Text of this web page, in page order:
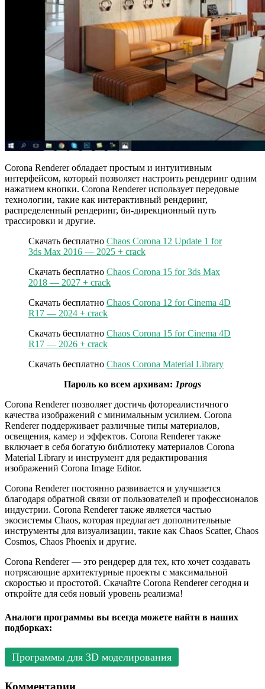
Corona Renderer обладает простым и интуитивным
интерфейсом, который позволяет настроить рендеринг одним
нажатием кнопки. Corona Renderer использует передовые
технологии, такие как интерактивный рендеринг,
распределенный рендеринг, би-дирекционный путь
трассировки и другие.
Скачать бесплатно Chaos Corona 12 Update 1 for
3ds Max 2016 — 2025 + crack
Скачать бесплатно Chaos Corona 15 for 3ds Max
2018 — 2027 + crack
Скачать бесплатно Chaos Corona 12 for Cinema 4D
R17 — 2024 + crack
Скачать бесплатно Chaos Corona 15 for Cinema 4D
R17 — 2026 + crack
Скачать бесплатно Chaos Corona Material Library
Пароль ко всем архивам: 1progs
Corona Renderer позволяет достичь фотореалистичного
качества изображений с минимальным усилием. Corona
Renderer поддерживает различные типы материалов,
освещения, камер и эффектов. Corona Renderer также
включает в себя богатую библиотеку материалов Corona
Material Library и инструмент для редактирования
изображений Corona Image Editor.
Corona Renderer постоянно развивается и улучшается
благодаря обратной связи от пользователей и профессионалов
индустрии. Corona Renderer также является частью
экосистемы Chaos, которая предлагает дополнительные
инструменты для визуализации, такие как Chaos Scatter, Chaos
Cosmos, Chaos Phoenix и другие.
Corona Renderer — это рендерер для тех, кто хочет создавать
потрясающие архитектурные проекты с максимальной
скоростью и простотой. Скачайте Corona Renderer сегодня и
откройте для себя новый уровень реализма!
Аналоги программы вы всегда можете найти в наших
подборках:
Программы для 3D моделирования
Комментарии